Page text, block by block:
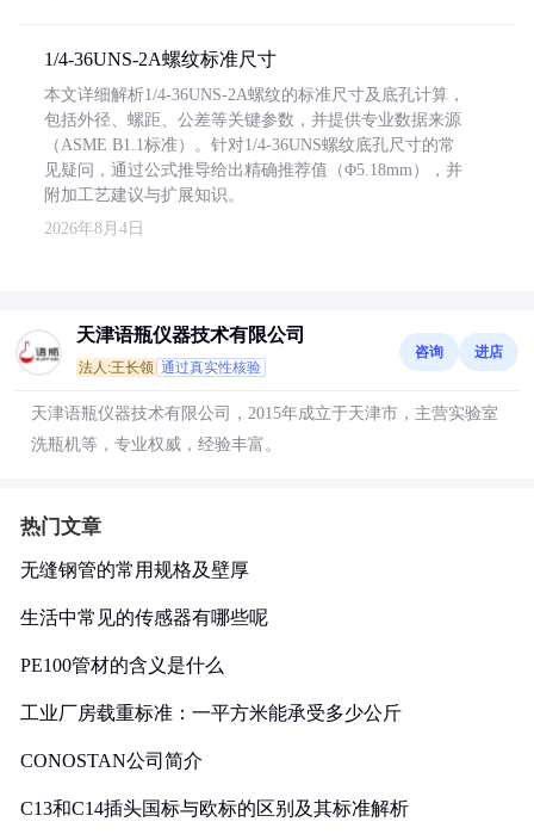
1/4-36UNS-2A螺纹标准尺寸
本文详细解析1/4-36UNS-2A螺纹的标准尺寸及底孔计算，
包括外径、螺距、公差等关键参数，并提供专业数据来源
（ASME B1.1标准）。针对1/4-36UNS螺纹底孔尺寸的常
见疑问，通过公式推导给出精确推荐值（Φ5.18mm），并
附加工艺建议与扩展知识。
2026年8月4日
天津语瓶仪器技术有限公司
法人:王长领 通过真实性核验
咨询 进店
天津语瓶仪器技术有限公司，2015年成立于天津市，主营实验室
洗瓶机等，专业权威，经验丰富。
热门文章
无缝钢管的常用规格及壁厚
生活中常见的传感器有哪些呢
PE100管材的含义是什么
工业厂房载重标准：一平方米能承受多少公斤
CONOSTAN公司简介
C13和C14插头国标与欧标的区别及其标准解析